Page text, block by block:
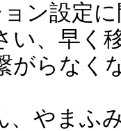
ン設定
い、早く
がらなく
、やまふ